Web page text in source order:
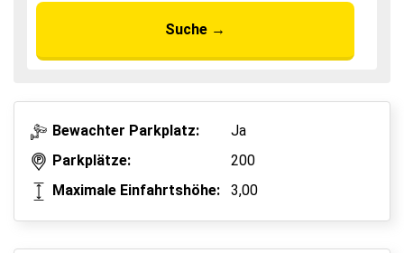
Suche →
Bewachter Parkplatz:
Ja
Parkplätze:
200
Maximale Einfahrtshöhe:
3,00